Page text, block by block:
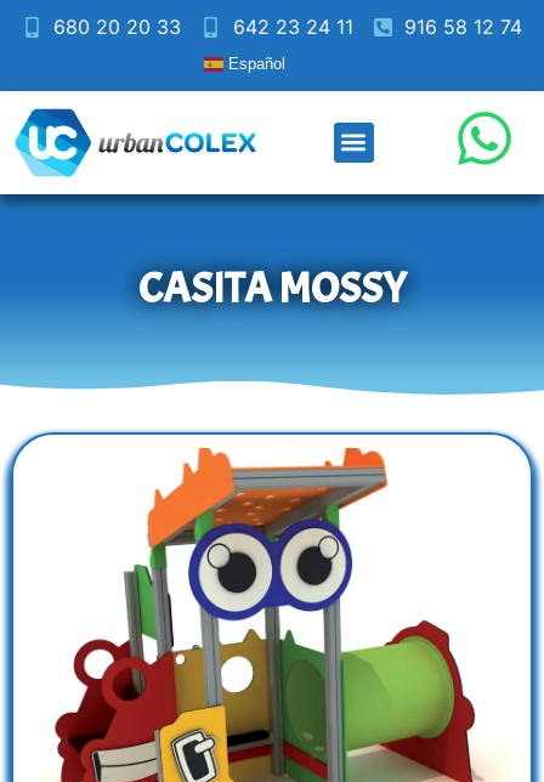
680 20 20 33 642 23 24 11 916 58 12 74
Español
CASITA MOSSY